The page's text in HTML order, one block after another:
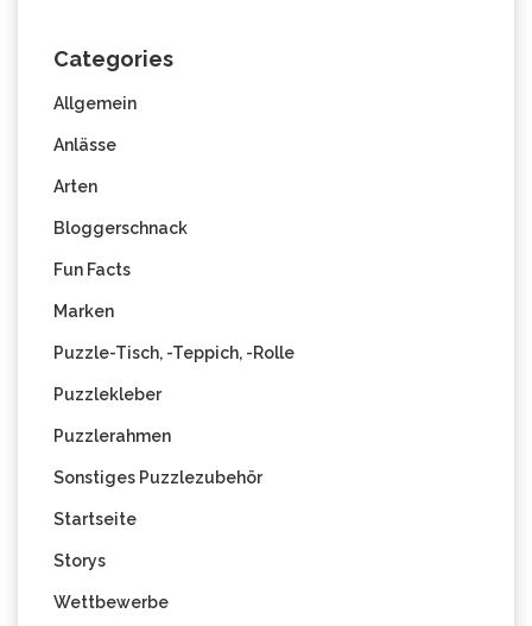
Categories
Allgemein
Anlässe
Arten
Bloggerschnack
Fun Facts
Marken
Puzzle-Tisch, -Teppich, -Rolle
Puzzlekleber
Puzzlerahmen
Sonstiges Puzzlezubehör
Startseite
Storys
Wettbewerbe